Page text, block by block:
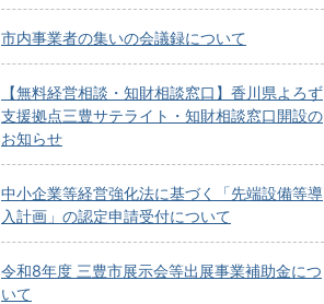
市内事業者の集いの会議録について
【無料経営相談・知財相談窓口】香川県よろず
支援拠点三豊サテライト・知財相談窓口開設の
お知らせ
中小企業等経営強化法に基づく「先端設備等導
入計画」の認定申請受付について
令和8年度 三豊市展示会等出展事業補助金につ
いて